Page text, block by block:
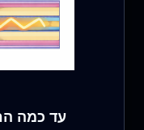
עד כמה